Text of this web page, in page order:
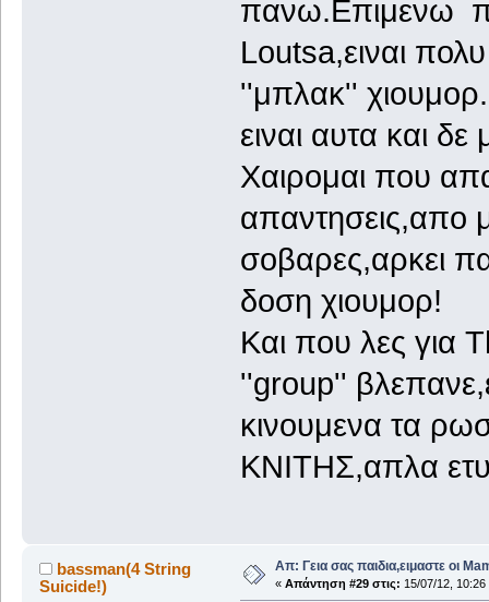
πανω.Επιμενω
Loutsa,ειναι
''μπλακ''
ειναι αυτα και
Χαιρομαι που
απαντησεις,απο
σοβαρες,αρκει
δοση χιουμορ!
Και που λες για
''group''
κινουμενα τα
ΚΝΙΤΗΣ,απλα
bassman(4 String
Suicide!)
Απ: Γεια σας παιδια,ειμαστε οι
« Απάντηση #29 στις: 15/07/12, 10:26